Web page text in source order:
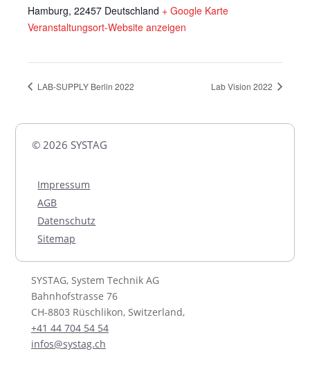
Hamburg, 22457 Deutschland + Google Karte
Veranstaltungsort-Website anzeigen
LAB-SUPPLY Berlin 2022 Lab Vision 2022
© 2026 SYSTAG
Impressum
AGB
Datenschutz
Sitemap
SYSTAG, System Technik AG
Bahnhofstrasse 76
CH-8803 Rüschlikon, Switzerland,
+41 44 704 54 54
infos@systag.ch